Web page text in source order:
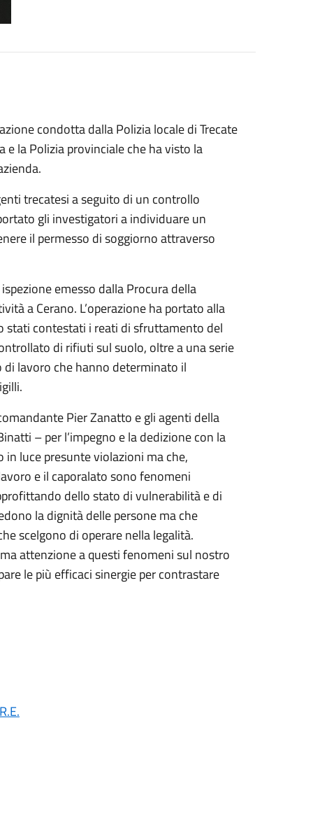
condotta dalla Polizia locale di Trecate
e la Polizia provinciale che ha visto la
trecatesi a seguito di un controllo
gli investigatori a individuare un
il permesso di soggiorno attraverso
emesso dalla Procura della
a Cerano. L’operazione ha portato alla
stati contestati i reati di sfruttamento del
di rifiuti sul suolo, oltre a una serie
di lavoro che hanno determinato il
Pier Zanatto e gli agenti della
– per l’impegno e la dedizione con la
luce presunte violazioni ma che,
e il caporalato sono fenomeni
dello stato di vulnerabilità e di
la dignità delle persone ma che
scelgono di operare nella legalità.
attenzione a questi fenomeni sul nostro
le più efficaci sinergie per contrastare